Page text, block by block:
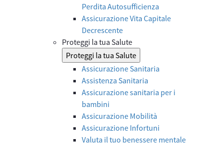
Perdita Autosufficienza
Assicurazione Vita Capitale
Decrescente
Proteggi la tua Salute
Proteggi la tua Salute
Assicurazione Sanitaria
Assistenza Sanitaria
Assicurazione sanitaria per i
bambini
Assicurazione Mobilità
Assicurazione Infortuni
Valuta il tuo benessere mentale